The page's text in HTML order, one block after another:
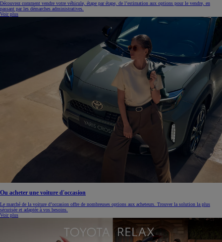
Découvrez comment vendre votre véhicule, étape par étape, de l’estimation aux options pour le vendre, en
passant par les démarches administratives.
Voir plus
Ou acheter une voiture d'occasion
Le marché de la voiture d’occasion offre de nombreuses options aux acheteurs. Trouver la solution la plus
sécurisée et adaptée à vos besoins.
Voir plus